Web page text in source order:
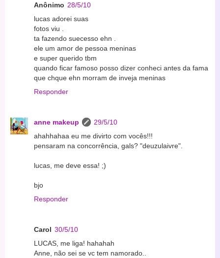
Anônimo 28/5/10
lucas adorei suas
fotos viu .
ta fazendo suecesso ehn .
ele um amor de pessoa meninas
e super querido tbm
quando ficar famoso posso dizer conheci antes da fama
que chque ehn morram de inveja meninas
Responder
anne makeup
29/5/10
ahahhahaa eu me divirto com vocês!!!
pensaram na concorrência, gals? "deuzulaivre".
lucas, me deve essa! ;)
bjo
Responder
Carol 30/5/10
LUCAS, me liga! hahahah
Anne, não sei se vc tem namorado..